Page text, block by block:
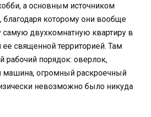
а основным источником
благодаря которому они вообще
самую двухкомнатную квартиру в
ее священной территорией. Там
рабочий порядок: оверлок,
машина, огромный раскроечный
невозможно было никуда